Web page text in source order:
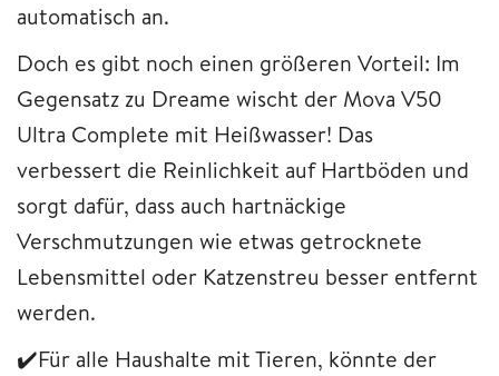
automatisch an.
Doch es gibt noch einen größeren Vorteil: Im
Gegensatz zu Dreame wischt der Mova V50
Ultra Complete mit Heißwasser! Das
verbessert die Reinlichkeit auf Hartböden und
sorgt dafür, dass auch hartnäckige
Verschmutzungen wie etwas getrocknete
Lebensmittel oder Katzenstreu besser entfernt
werden.
✔️Für alle Haushalte mit Tieren, könnte der